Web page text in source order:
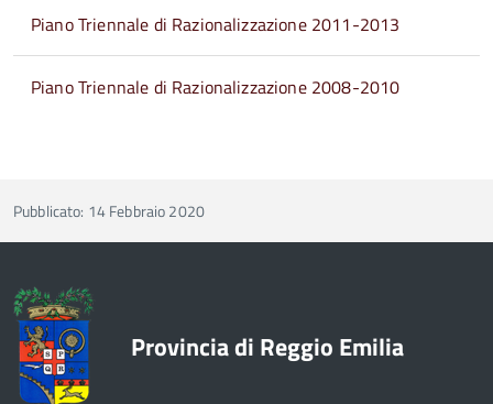
Piano Triennale di Razionalizzazione 2011-2013
Piano Triennale di Razionalizzazione 2008-2010
Pubblicato: 14 Febbraio 2020
Provincia di Reggio Emilia